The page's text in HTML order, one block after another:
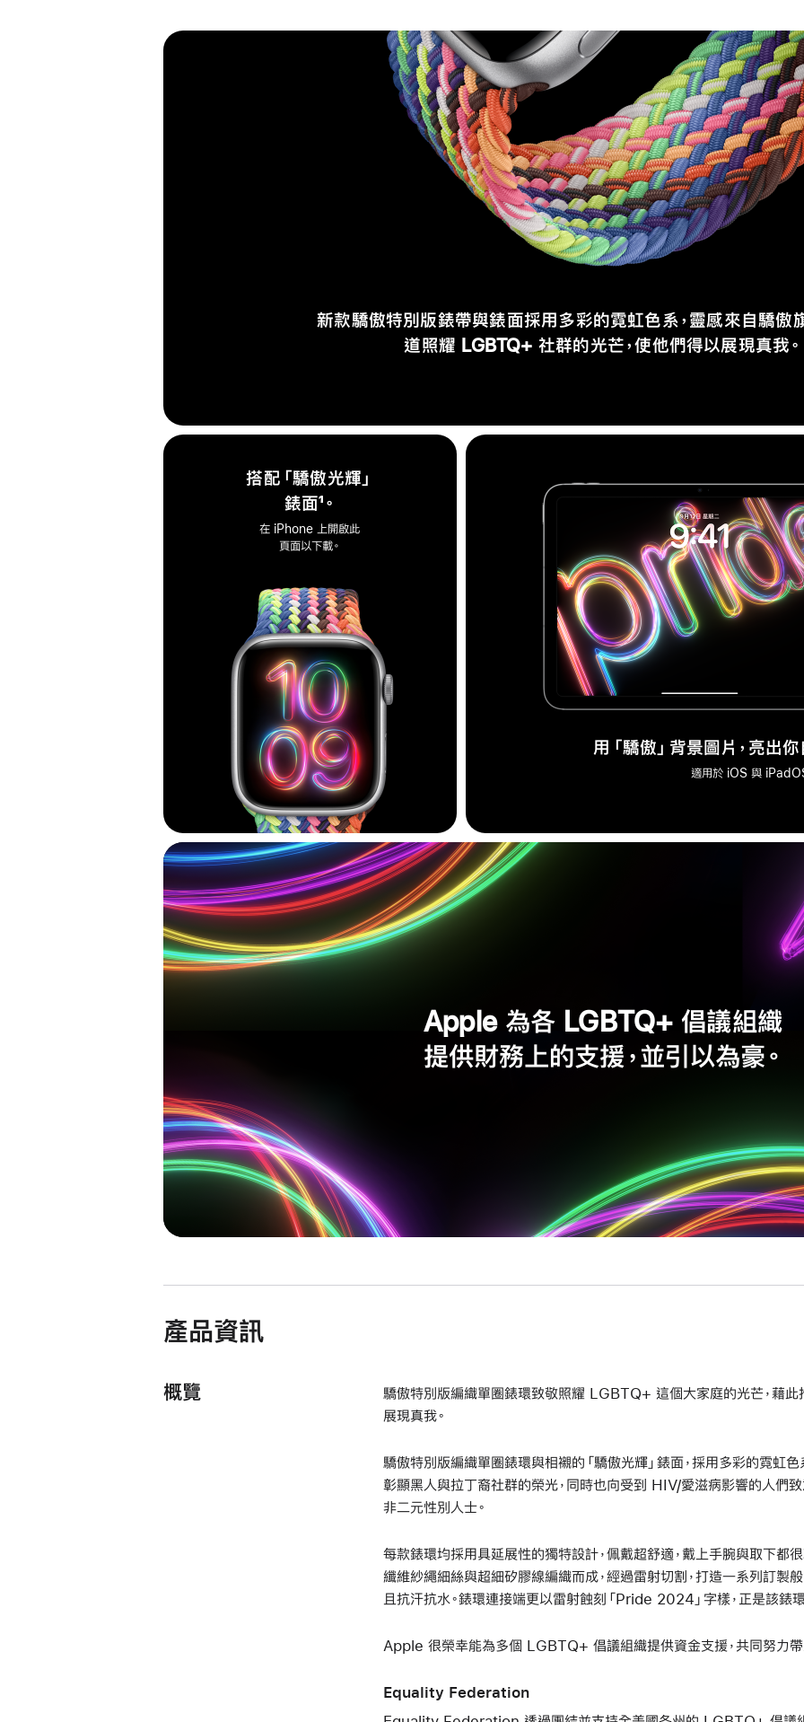
新款驕傲特別版錶帶與錶面採用多彩的霓虹色系，靈感來自驕傲
道照耀 LGBTQ+ 社群的光芒，使他們得以展現真我。
搭配「驕傲光輝」
錶面¹。
在 iPhone 上開啟此
頁面以下載。
用「驕傲」背景圖片，亮出
適用於 iOS 與
Apple 為各 LGBTQ+ 倡議組織
提供財務上的支援，並引以為豪。
產品資訊
概覽
驕傲特別版編織單圈錶環致敬照耀 LGBTQ+ 這個大家庭的光芒，藉此
展現真我。
驕傲特別版編織單圈錶環與相襯的「驕傲光輝」錶面，採用多彩的霓虹
彰顯黑人與拉丁裔社群的榮光，同時也向受到 HIV/愛滋病影響的人們
非二元性別人士。
每款錶環均採用具延展性的獨特設計，佩戴超舒適，戴上手腕與取下
纖維紗繩細絲與超細矽膠線編織而成，經過雷射切割，打造一系列訂製
且抗汗抗水。錶環連接端更以雷射蝕刻「Pride 2024」字樣，正是該錶
Apple 很榮幸能為多個 LGBTQ+ 倡議組織提供資金支援，共同努力帶
Equality Federation